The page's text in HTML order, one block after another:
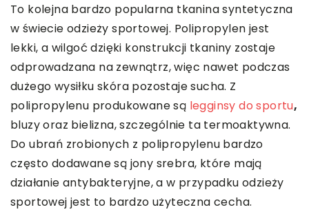
To kolejna bardzo popularna tkanina syntetyczna
w świecie odzieży sportowej. Polipropylen jest
lekki, a wilgoć dzięki konstrukcji tkaniny zostaje
odprowadzana na zewnątrz, więc nawet podczas
dużego wysiłku skóra pozostaje sucha. Z
polipropylenu produkowane są legginsy do sportu,
bluzy oraz bielizna, szczególnie ta termoaktywna.
Do ubrań zrobionych z polipropylenu bardzo
często dodawane są jony srebra, które mają
działanie antybakteryjne, a w przypadku odzieży
sportowej jest to bardzo użyteczna cecha.